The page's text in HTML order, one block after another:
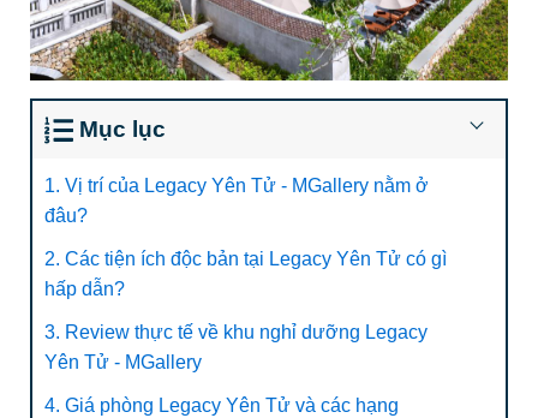
Mục lục
1. Vị trí của Legacy Yên Tử - MGallery nằm ở
đâu?
2. Các tiện ích độc bản tại Legacy Yên Tử có gì
hấp dẫn?
3. Review thực tế về khu nghỉ dưỡng Legacy
Yên Tử - MGallery
4. Giá phòng Legacy Yên Tử và các hạng